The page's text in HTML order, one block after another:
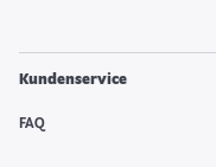
Kundenservice
FAQ